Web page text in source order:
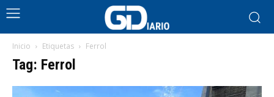
Inicio Etiquetas Ferrol
Tag: Ferrol